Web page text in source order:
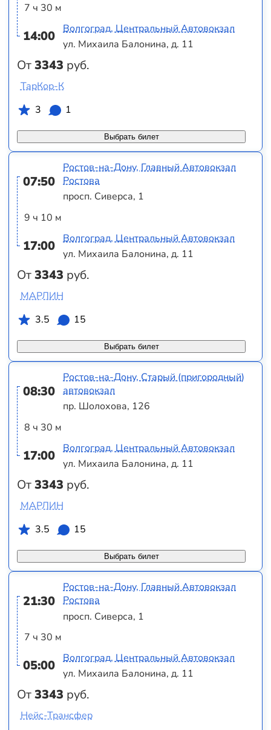
7 ч 30 м
14:00
От3343 руб.
Волгоград, Центральный Автовокзал
ул. Михаила Балонина, д. 11
Выбрать билет
ТарКор-К
3
1
07:50
9 ч 10 м
17:00
От3343 руб.
Ростов-на-Дону, Главный Автовокзал
Ростова
просп. Сиверса, 1
Волгоград, Центральный Автовокзал
ул. Михаила Балонина, д. 11
Выбрать билет
МАРЛИН
3.5
15
08:30
8 ч 30 м
17:00
От3343 руб.
Ростов-на-Дону, Старый (пригородный)
автовокзал
пр. Шолохова, 126
Волгоград, Центральный Автовокзал
ул. Михаила Балонина, д. 11
Выбрать билет
МАРЛИН
3.5
15
21:30
7 ч 30 м
05:00
От3343 руб.
Ростов-на-Дону, Главный Автовокзал
Ростова
просп. Сиверса, 1
Волгоград, Центральный Автовокзал
ул. Михаила Балонина, д. 11
Нейс-Трансфер